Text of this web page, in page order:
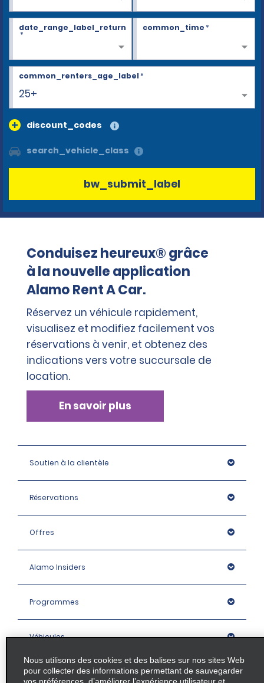
date_range_label_return
*
common_time*
25+
common_renters_age_label*
discount_codes
search_vehicle_class
bw_submit_label
Conduisez heureux® grâce
à la nouvelle application
Alamo Rent A Car.
Réservez un véhicule rapidement,
visualisez et modifiez facilement vos
réservations à venir, et obtenez des
indications vers votre succursale de
location.
En savoir plus
Soutien à la clientèle
Réservations
Offres
Alamo Insiders
Programmes
Véhicules
Succursales
Nous utilisons des cookies et des balises sur nos sites Web
pour collecter des informations permettant de sauvegarder